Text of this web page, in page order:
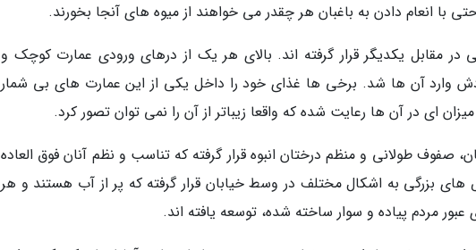
با انعام دادن به باغبان هر چقدر می خواهند از میوه های آنجا بخورند.
مقابل یکدیگر قرار گرفته اند. بالای هر یک از درهای ورودی عمارت کوچک و
وارد آن ها شد. برخی ها غذای خود را داخل یکی از این عمارت های بی شمار
ای در آن ها رعایت شده که واقعا زیباتر از آن را نمی توان تصور کرد.
صفوف طولانی و منظم درختان انبوه قرار گرفته که تناسب و نظم آنان فوق العاده
های بزرگی به اشکال مختلف در وسط خیابان قرار گرفته که پر از آب هستند و هر
عبور مردم پیاده و سوار ساخته شده، توسعه یافته اند.